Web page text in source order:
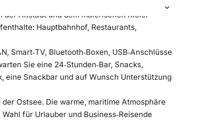
Altstadt und dem malerischen Kieler
Hauptbahnhof, Restaurants,
Smart‑TV, Bluetooth‑Boxen, USB‑Anschlüsse
Sie eine 24‑Stunden‑Bar, Snacks,
eine Snackbar und auf Wunsch Unterstützung
Ostsee. Die warme, maritime Atmosphäre
für Urlauber und Business‑Reisende